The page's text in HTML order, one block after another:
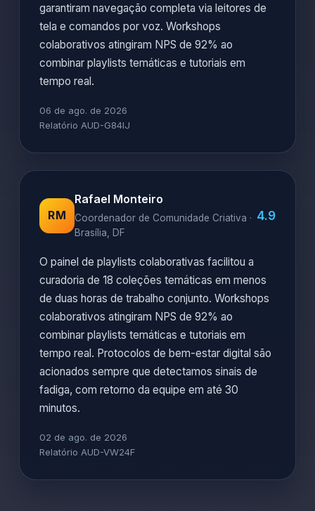
garantiram navegação completa via leitores de
tela e comandos por voz. Workshops
colaborativos atingiram NPS de 92% ao
combinar playlists temáticas e tutoriais em
tempo real.
06 de ago. de 2026
Relatório AUD-G84IJ
RM
Rafael Monteiro
Coordenador de Comunidade Criativa ·
Brasília, DF
4.9
O painel de playlists colaborativas facilitou a
curadoria de 18 coleções temáticas em menos
de duas horas de trabalho conjunto. Workshops
colaborativos atingiram NPS de 92% ao
combinar playlists temáticas e tutoriais em
tempo real. Protocolos de bem-estar digital são
acionados sempre que detectamos sinais de
fadiga, com retorno da equipe em até 30
minutos.
02 de ago. de 2026
Relatório AUD-VW24F